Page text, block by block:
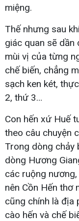
miệng.
Thế nhưng sau
giác quan sẽ dần
mùi vị của từng
chế biến, chẳng
sạch ken két,
2, thứ 3…
Con hến xứ Huế
theo câu chuyện
Trong dòng chảy
dòng Hương
các ruộng
nên Cồn Hến thơ
cũng chính là địa
cào hến và chế